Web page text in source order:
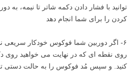
توانید با فشار دادن دکمه شاتر تا نیمه، به
کردن را برای شما انجام دهد
۶- اگر دوربین شما فوکوس خودکار سریعی
روی نقطه ای که در نهایت می خواهید روی
کنید. و سپس مُد فوکوس را به حالت دستی